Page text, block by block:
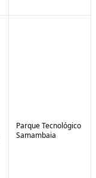
Parque Tecnológico
Samambaia